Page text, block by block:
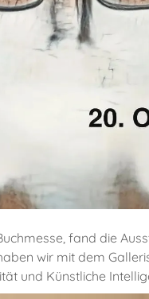
fand die
wir mit dem
und Künstliche